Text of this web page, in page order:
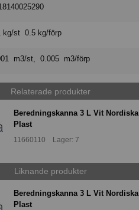
kg/st 0.5 kg/förp
m3/st, 0.005 m3/förp
Relaterade produkter
Beredningskanna 3 L Vit Nordiska
Plast
11660110 Lager: 7
Liknande produkter
Beredningskanna 3 L Vit Nordiska
Plast